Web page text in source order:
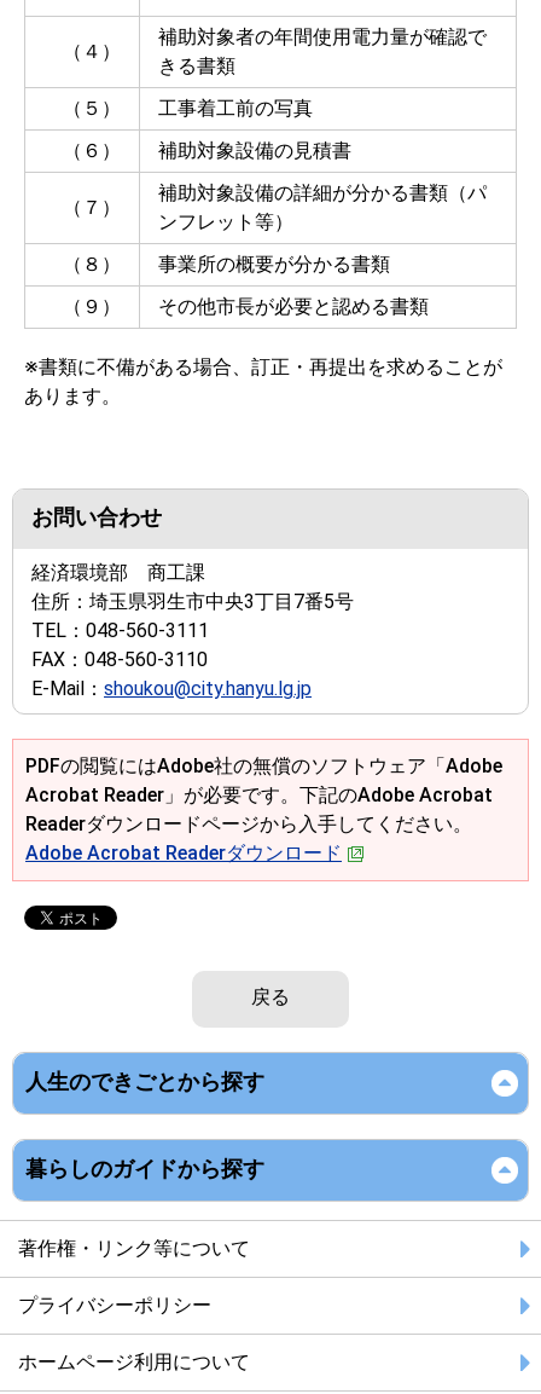
（４）
補助対象者の年間使用電力量が確認で
きる書類
（５）
工事着工前の写真
（６）
補助対象設備の見積書
（７）
補助対象設備の詳細が分かる書類（パ
ンフレット等）
（８）
事業所の概要が分かる書類
（９）
その他市長が必要と認める書類
※書類に不備がある場合、訂正・再提出を求めることが
あります。
お問い合わせ
経済環境部 商工課
住所： 埼玉県羽生市中央3丁目7番5号
TEL： 048-560-3111
FAX： 048-560-3110
E-Mail： shoukou@city.hanyu.lg.jp
PDFの閲覧にはAdobe社の無償のソフトウェア「Adobe
Acrobat Reader」が必要です。下記のAdobe Acrobat
Readerダウンロードページから入手してください。
Adobe Acrobat Readerダウンロード
戻る
人生のできごとから探す
暮らしのガイドから探す
著作権・リンク等について
プライバシーポリシー
ホームページ利用について